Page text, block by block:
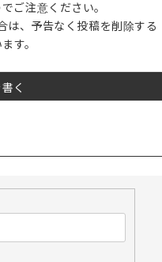
ご注意ください。
は、予告なく投稿を削除する
す。
く